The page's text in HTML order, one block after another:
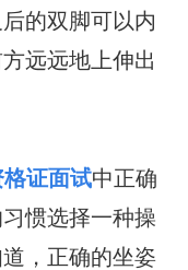
的双脚可以内
远远地上伸出
证面试中正确
惯选择一种操
，正确的坐姿